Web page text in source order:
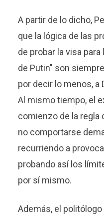
A partir de lo dicho,
que la lógica de las
de probar la visa
de Putin" son
por decir lo menos, a
Al mismo tiempo, el
comienzo de la regla
no comportarse
recurriendo a
probando así los
por sí mismo.
Además, el